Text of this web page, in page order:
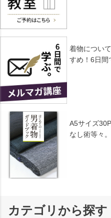
着物につい
すめ！6日間
A5サイズ
なし術等々
カテゴリから探す